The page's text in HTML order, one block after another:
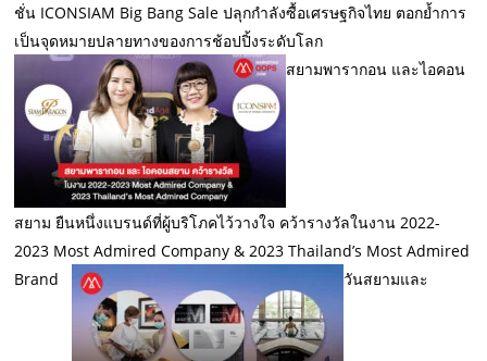
ชั่น ICONSIAM Big Bang Sale ปลุกกำลังซื้อเศรษฐกิจไทย ตอกย้ำการ
เป็นจุดหมายปลายทางของการช้อปปิ้งระดับโลก
สยามพารากอน และไอคอน
สยาม ยืนหนึ่งแบรนด์ที่ผู้บริโภคไว้วางใจ คว้ารางวัลในงาน 2022-
2023 Most Admired Company & 2023 Thailand’s Most Admired
Brand
วันสยามและ